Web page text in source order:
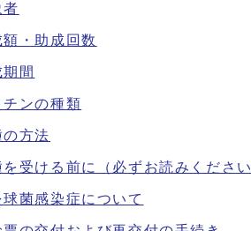
者
額・助成回数
期間
チンの種類
の方法
を受ける前に（必ずお読みください
球菌感染症について